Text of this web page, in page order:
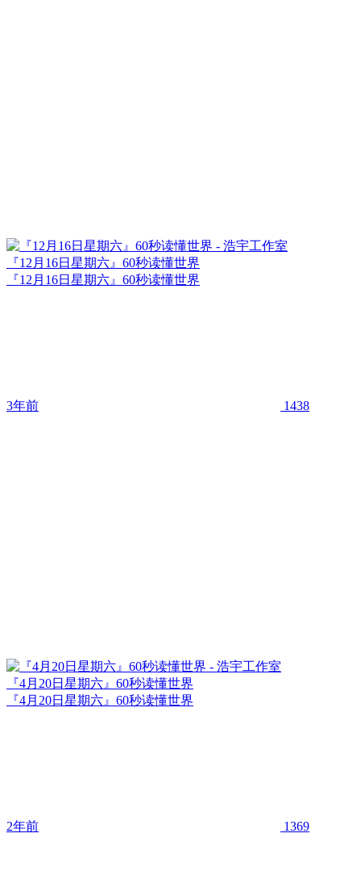
『12月16日星期六』60秒读懂世界
『12月16日星期六』60秒读懂世界
3年前 1438
『4月20日星期六』60秒读懂世界
『4月20日星期六』60秒读懂世界
2年前 1369